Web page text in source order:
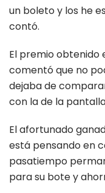
un boleto y los he
contó.
El premio obtenido
comentó que no
dejaba de
con la de la
El afortunado
está pensando en
pasatiempo
para su bote y